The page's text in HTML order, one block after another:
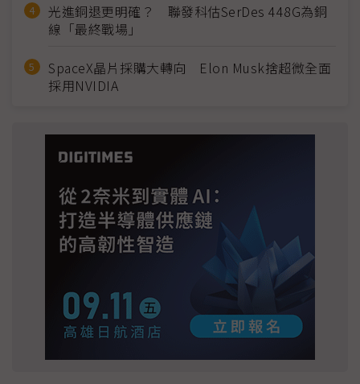
光進銅退更明確？ 聯發科估SerDes 448G為銅
線「最終戰場」
SpaceX晶片採購大轉向 Elon Musk捨超微全面
採用NVIDIA